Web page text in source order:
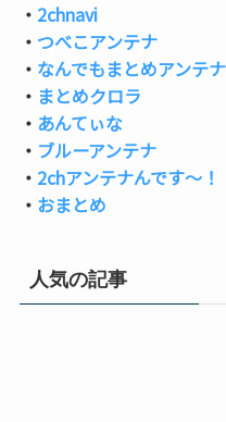
・ 2chnavi
・ つべこアンテナ
・ なんでもまとめアンテナ
・ まとめクロラ
・ あんてぃな
・ ブルーアンテナ
・ 2chアンテナんです～！
・ おまとめ
人気の記事